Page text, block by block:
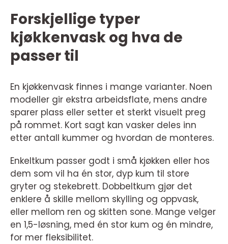
Forskjellige typer
kjøkkenvask og hva de
passer til
En kjøkkenvask finnes i mange varianter. Noen
modeller gir ekstra arbeidsflate, mens andre
sparer plass eller setter et sterkt visuelt preg
på rommet. Kort sagt kan vasker deles inn
etter antall kummer og hvordan de monteres.
Enkeltkum passer godt i små kjøkken eller hos
dem som vil ha én stor, dyp kum til store
gryter og stekebrett. Dobbeltkum gjør det
enklere å skille mellom skylling og oppvask,
eller mellom ren og skitten sone. Mange velger
en 1,5-løsning, med én stor kum og én mindre,
for mer fleksibilitet.